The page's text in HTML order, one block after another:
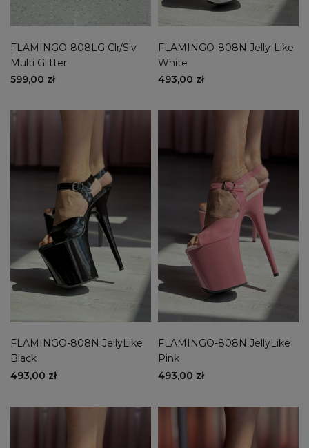
FLAMINGO-808LG Clr/Slv
Multi Glitter
599,00 zł
FLAMINGO-808N Jelly-Like
White
493,00 zł
FLAMINGO-808N JellyLike
Black
493,00 zł
FLAMINGO-808N JellyLike
Pink
493,00 zł